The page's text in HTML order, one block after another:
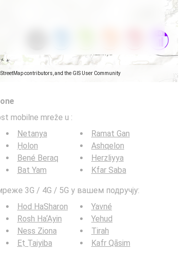
contributors, and the GIS User Community
mobilne mreže u :
Netanya
H̱olon
Bené Beraq
Bat Yam
Ramat Gan
Ashqelon
Herzliyya
Kfar Saba
3G / 4G / 5G у вашем подручју:
Hod HaSharon
Rosh Ha‘Ayin
Ness Ziona
Eṭ Ṭaiyiba
Yavné
Yehud
Tirah
Kafr Qāsim